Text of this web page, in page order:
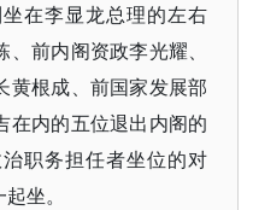
在李显龙总理的左右
前内阁资政李光耀、
黄根成、前国家发展部
在内的五位退出内阁的
职务担任者坐位的对
坐。